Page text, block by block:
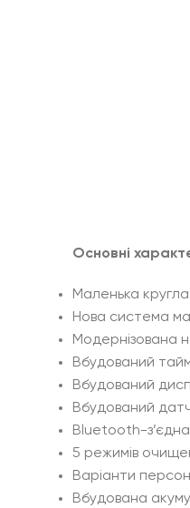
Основні
Маленька
Нова система
Модернізована
Вбудований
Вбудований
Вбудований
Bluetooth-
5 режимів
Варіанти
Вбудована